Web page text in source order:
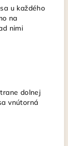
u každého
na
nimi
dolnej
vnútorná